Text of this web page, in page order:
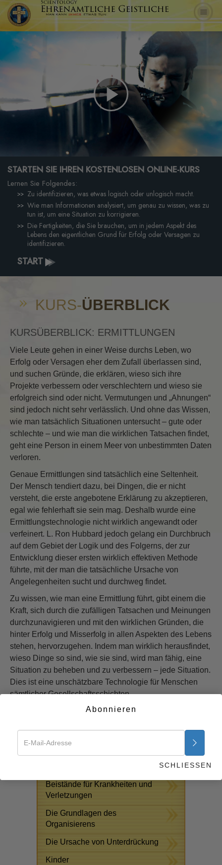
Play
Video
STARTEN SIE IHREN KOSTENLOSEN ONLINE-KURS
Lernen Sie Folgendes:
Zu identifizieren, was etwas logisch oder unlogisch macht.
Wie man Informationen analysiert, um genau zu wissen, was zu
tun ist, um eine Situation zu korrigieren.
Die Fertigkeiten, die Sie brauchen, um in jedem Aspekt des
Lebens den eigentlichen Grund für Erfolg oder Versagen zu
identifizieren.
START
KURS-ÜBERBLICK
KURSÜBERBLICK: ERMITTLUNGEN
Viele Leute gehen in einer Weise durchs Leben, wo
Erfolg oder Versagen eher dem Zufall überlassen sind,
und suchen Gründe, die erklären, wieso sich ihre
Projekte verbessern oder verschlechtern und wieso sie
erfolgreich sind oder nicht. Vermutungen und „Ahnungen“
sind jedoch nicht sehr verlässlich. Und ohne das Wissen,
wie man tatsächlich Situationen untersucht – gute oder
schlechte – und wie man die wirklichen Tatsachen findet,
geht eine Person in einem Meer von unbestimmten Daten
verloren.
Genaue Ermittlungen sind tatsächlich eine Seltenheit.
Der Mensch tendiert dazu, bei Dingen, die er nicht
versteht, die erste angebotene Erklärung zu akzeptieren,
egal wie fehlerhaft sie sein mag. Deshalb wurde eine
Ermittlungstechnologie nicht wirklich angewandt oder
verfeinert. L. Ron Hubbard jedoch gelang ein Durchbruch
auf dem Gebiet der Logik und des Folgerns, der zur
Entwicklung dieser ersten wirklich effektiven Methode
führte, mit der man die tatsächliche Ursache von
Angelegenheiten sucht und durchweg findet.
Zu wissen, wie man eine Ermittlung führt, gibt einem die
Kraft, sich durch die zufälligen Tatsachen und Meinungen
durchzunavigieren und mit den wirklichen Gründen, die
hinter Erfolg und Misserfolg in allen Aspekten des Lebens
stehen, hervorzugehen. Indem man wirklich herausfindet,
wieso Dinge so sind, wie sie sind, wird man fähig, eine
Situation zu beheben und zu verbessern – jede Situation.
Dies ist eine unschätzbare Technologie für Menschen
sämtlicher Gesellschaftsschichten.
Beginnen Sie jetzt >>
KOSTENLOSE ONLINE-KURSE
Antworten auf das
Beistände für Krankheiten und
Verletzungen
Die Grundlagen des
Organisierens
Die Ursache von Unterdrückung
Kinder
Abonnieren
SCHLIESSEN